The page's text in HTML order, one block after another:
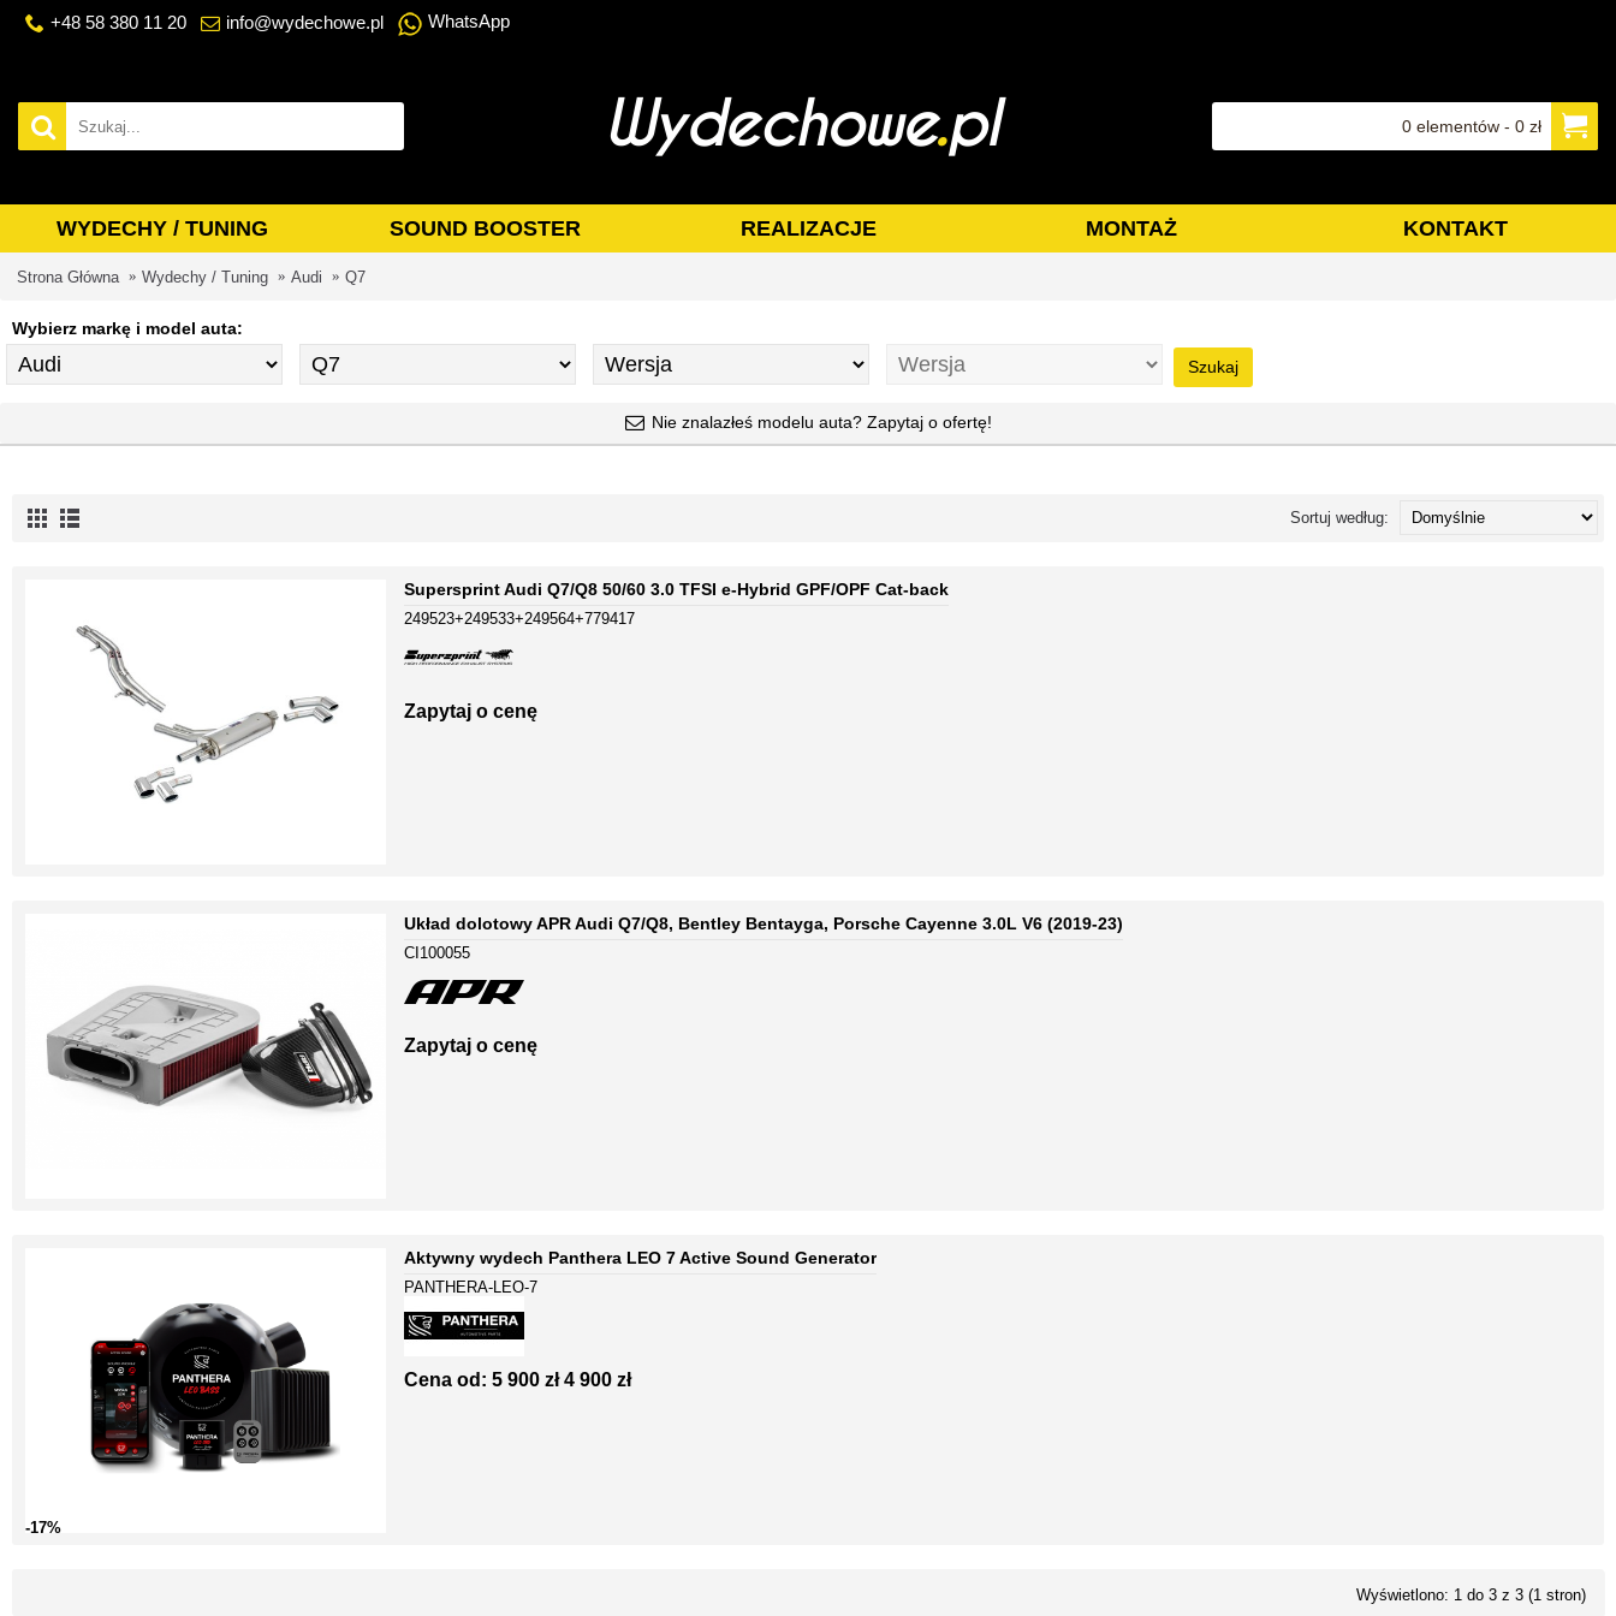
+48 58 380 11 20 info@wydechowe.pl WhatsApp
0 elementów - 0 zł
WYDECHY / TUNING SOUND BOOSTER REALIZACJE MONTAŻ KONTAKT
Strona Główna Wydechy / Tuning Audi Q7
Wybierz markę i model auta:
Szukaj
Nie znalazłeś modelu auta? Zapytaj o ofertę!
Sortuj według:
Supersprint Audi Q7/Q8 50/60 3.0 TFSI e-Hybrid GPF/OPF Cat-back
249523+249533+249564+779417
Zapytaj o cenę
Układ dolotowy APR Audi Q7/Q8, Bentley Bentayga, Porsche Cayenne 3.0L V6 (2019-23)
CI100055
Zapytaj o cenę
-17%
Aktywny wydech Panthera LEO 7 Active Sound Generator
PANTHERA-LEO-7
Cena od: 5 900 zł 4 900 zł
Wyświetlono: 1 do 3 z 3 (1 stron)